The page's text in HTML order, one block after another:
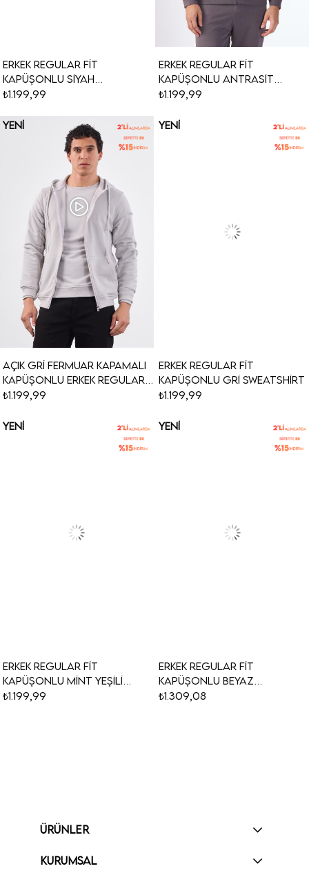
Erkek Regular Fit
Kapüşonlu Siyah
Sweatshirt
₺1.199,99
Erkek Regular Fit
Kapüşonlu Antrasit
Sweatshirt
₺1.199,99
Açık Gri Fermuar Kapamalı
Kapüşonlu Erkek Regular
Fit Sweatshirt
₺1.199,99
YENI
Erkek Regular Fit
Kapüşonlu Gri Sweatshirt
₺1.199,99
YENI
Erkek Regular Fit
Kapüşonlu Mint Yeşili
Sweatshirt
₺1.199,99
YENI
Erkek Regular Fit
Kapüşonlu Beyaz
Sweatshirt
₺1.309,08
YENI
ÜRÜNLER
KURUMSAL